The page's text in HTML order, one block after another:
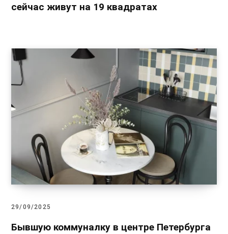
сейчас живут на 19 квадратах
29/09/2025
Бывшую коммуналку в центре Петербурга